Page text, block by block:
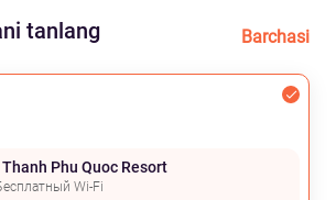
tanlang Barchasi
Phu Quoc Resort
Wi-Fi